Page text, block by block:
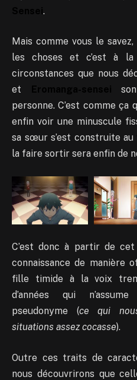
.
Mais comme vous le
les choses et c’est à la
circonstances que nous
et
personne. C’est comme
enfin voir une minuscule
sa sœur s’est construite
la faire sortir sera enfin de
C’est donc à partir de
connaissance de manière
fille timide à la voix
d’années qui
pseudonyme (ce qui
situations assez cocasse).
Outre ces traits de
nous découvrirons que